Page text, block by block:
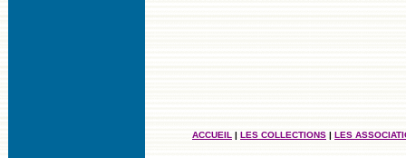
ACCUEIL | LES COLLECTIONS | LES